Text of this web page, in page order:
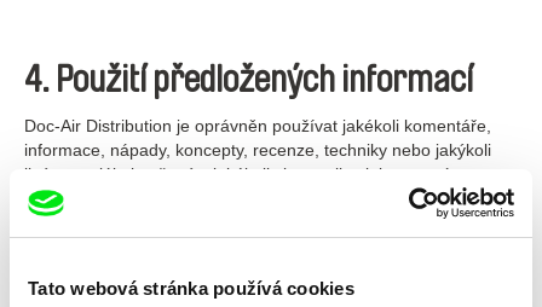
Tato webová stránka používá cookies
4. Použití předložených informací
Doc-Air Distribution je oprávněn používat jakékoli komentáře,
informace, nápady, koncepty, recenze, techniky nebo jakýkoli
jiný materiál obsažený v jakékoliv komunikaci, kterou nám
můžete zaslat, včetně odpovědí na dotazníky nebo
prostřednictvím příspěvků na portále DAFilms pro jakýkoli účel,
a to bez nároku na jakoukoliv odměnu či jinou kompenzaci pro